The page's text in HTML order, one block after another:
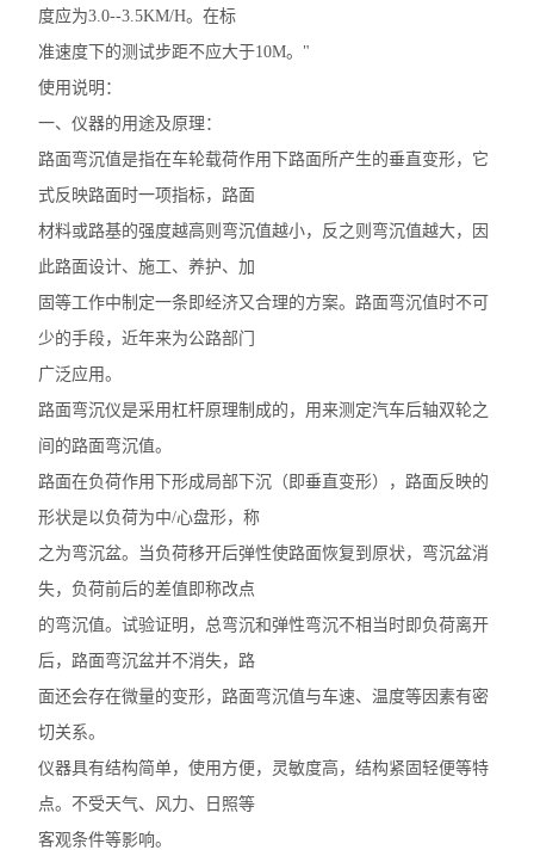
表面振动压实仪
路面材料强度试验仪
振动压实成型机
查看全部 >>
度应为3.0--3.5KM/H。在标
准速度下的测试步距不应大于10M。"
使用说明：
一、仪器的用途及原理：
路面弯沉值是指在车轮载荷作用下路面所产生的垂直变形，它
式反映路面时一项指标，路面
材料或路基的强度越高则弯沉值越小，反之则弯沉值越大，因
此路面设计、施工、养护、加
固等工作中制定一条即经济又合理的方案。路面弯沉值时不可
少的手段，近年来为公路部门
广泛应用。
路面弯沉仪是采用杠杆原理制成的，用来测定汽车后轴双轮之
间的路面弯沉值。
路面在负荷作用下形成局部下沉（即垂直变形），路面反映的
形状是以负荷为中/心盘形，称
之为弯沉盆。当负荷移开后弹性使路面恢复到原状，弯沉盆消
失，负荷前后的差值即称改点
的弯沉值。试验证明，总弯沉和弹性弯沉不相当时即负荷离开
后，路面弯沉盆并不消失，路
面还会存在微量的变形，路面弯沉值与车速、温度等因素有密
切关系。
仪器具有结构简单，使用方便，灵敏度高，结构紧固轻便等特
点。不受天气、风力、日照等
客观条件等影响。